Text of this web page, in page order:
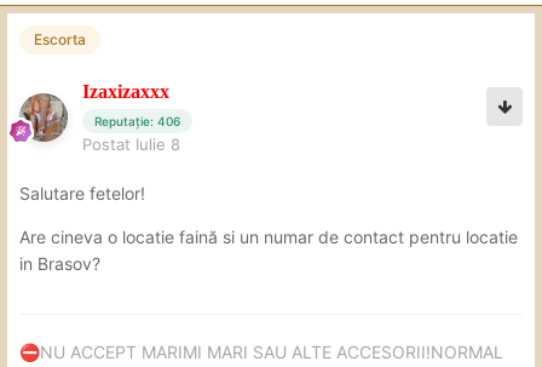
Escorta
Izaxizaxxx
Reputație: 406
Postat Iulie 8
Salutare fetelor!
Are cineva o locatie faină si un numar de contact pentru locatie
in Brasov?
⛔️NU ACCEPT MARIMI MARI SAU ALTE ACCESORII!NORMAL